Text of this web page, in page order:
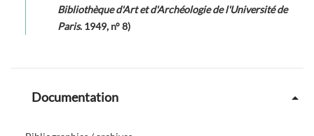
Bibliothèque d'Art et d'Archéologie de l'Université de
Paris. 1949, n° 8)
Documentation